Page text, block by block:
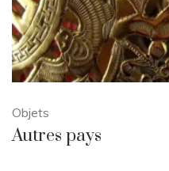
Objets
Autres pays